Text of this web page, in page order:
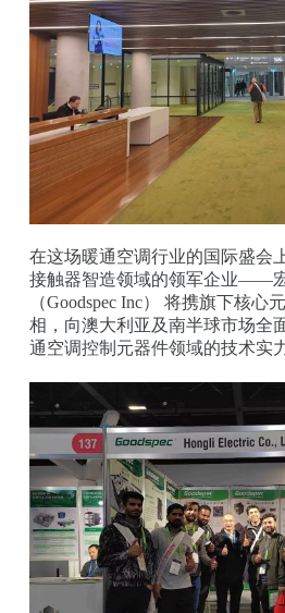
在这场暖通空调行业的国际盛会
接触器智造领域的领军企业——
（Goodspec Inc） 将携旗下核心
相，向澳大利亚及南半球市场全
通空调控制元器件领域的技术实